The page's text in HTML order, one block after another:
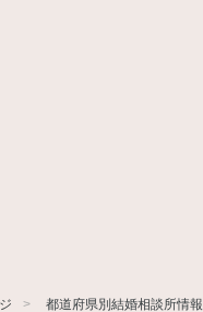
都道府県別結婚相談所情報